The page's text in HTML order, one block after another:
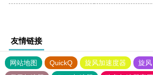
友情链接
网站地图 QuickQ 旋风加速度器 旋风